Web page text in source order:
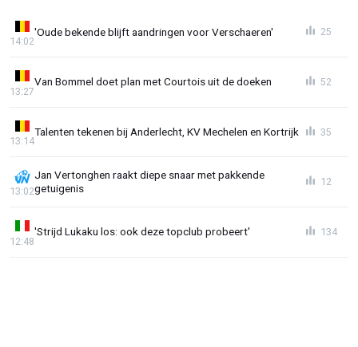
'Oude bekende blijft aandringen voor Verschaeren'
14:02
25
Van Bommel doet plan met Courtois uit de doeken
13:27
52
Talenten tekenen bij Anderlecht, KV Mechelen en Kortrijk
13:14
35
Jan Vertonghen raakt diepe snaar met pakkende
getuigenis
13:02
12
'Strijd Lukaku los: ook deze topclub probeert'
12:48
134